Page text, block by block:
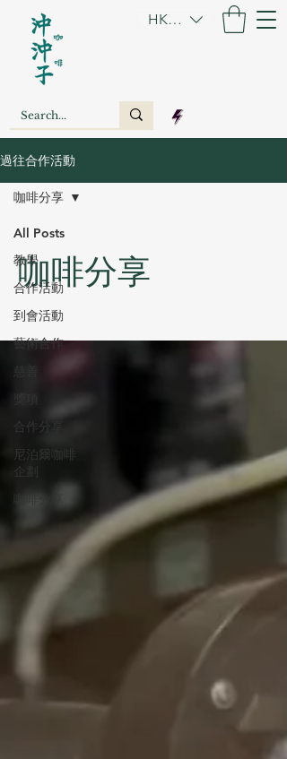
HKD (HK$)
過往合作活動
All Posts
教學
合作活動
到會活動
藝術合作
慈善
合作分享
尼泊爾咖啡
企劃
咖啡分享
咖啡分享
咖啡分享